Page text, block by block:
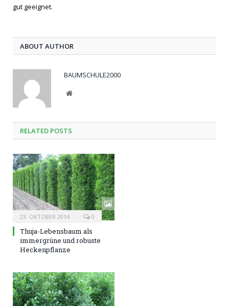
gut geeignet.
ABOUT AUTHOR
BAUMSCHULE2000
Website
RELATED POSTS
23. OKTOBER 2014 0
Thuja-Lebensbaum als
immergrüne und robuste
Heckenpflanze